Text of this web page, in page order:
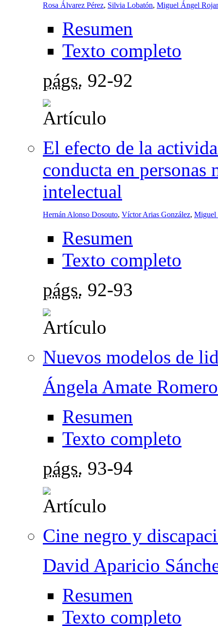
Rosa Álvarez Pérez, Silvia Lobatón, Miguel Ángel
Resumen
Texto completo
págs. 92-92
El efecto de la
conducta en personas
intelectual
Hernán Alonso Dosouto, Víctor Arias González, Miguel
Resumen
Texto completo
págs. 92-93
Nuevos modelos de
Ángela Amate Romero
Resumen
Texto completo
págs. 93-94
Cine negro y
David Aparicio
Resumen
Texto completo